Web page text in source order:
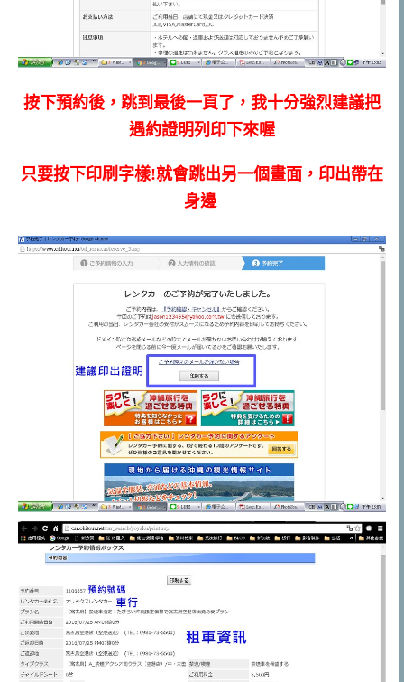
按下預約後，跳到最後一頁了，我十分強烈建議把
遇約證明列印下來喔
只要按下印刷字樣!就會跳出另一個畫面，印出帶在
身邊